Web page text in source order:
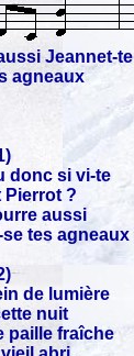
Jeannet-te
agneaux
donc si vi-te
Pierrot ?
aussi
tes agneaux
de lumière
nuit
paille fraîche